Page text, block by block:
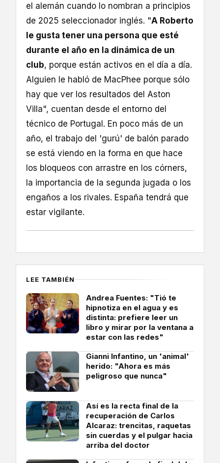
el alemán cuando lo nombran a principios
de 2025 seleccionador inglés. "A Roberto
le gusta tener una persona que esté
durante el año en la dinámica de un
club, porque están activos en el día a día.
Alguien le habló de MacPhee porque sólo
hay que ver los resultados del Aston
Villa", cuentan desde el entorno del
técnico de Portugal. En poco más de un
año, el trabajo del 'gurú' de balón parado
se está viendo en la forma en que hace
los bloqueos con arrastre en los córners,
la importancia de la segunda jugada o los
engaños a los rivales. España tendrá que
estar vigilante.
LEE TAMBIÉN
Andrea Fuentes: "Tió te
hipnotiza en el agua y es
distinta: prefiere leer un
libro y mirar por la ventana a
estar con las redes"
Gianni Infantino, un 'animal'
herido: "Ahora es más
peligroso que nunca"
Así es la recta final de la
recuperación de Carlos
Alcaraz: trencitas, raquetas
sin cuerdas y el pulgar hacia
arriba del doctor